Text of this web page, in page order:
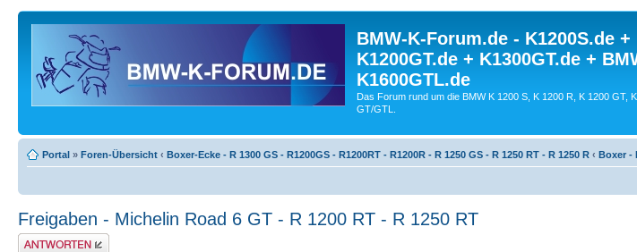
BMW-K-Forum.de - K1200S.de
K1200GT.de + K1300GT.de +
K1600GTL.de
Das Forum rund um die BMW K 1200 S, K 1200 R, K 1200 GT,
GT/GTL.
Portal » Foren-Übersicht ‹ Boxer-Ecke - R 1300 GS - R1200GS - R1200RT - R1200R - R 1250 GS - R 1250 RT - R 1250 R ‹ Boxer -
Freigaben - Michelin Road 6 GT - R 1200 RT - R 1250 RT
Antwort schreiben